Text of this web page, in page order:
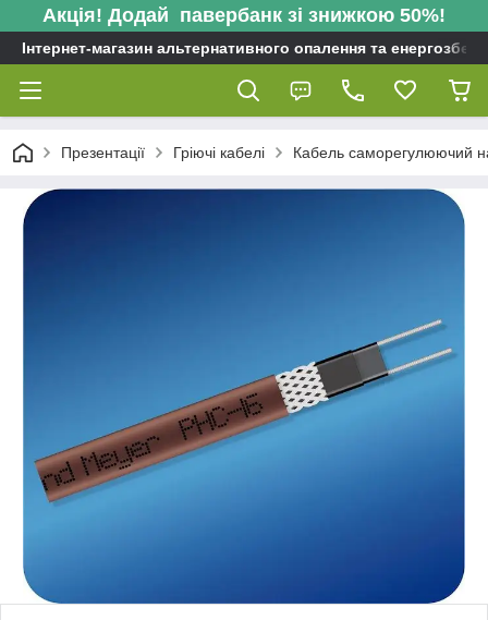
Акція! Додай павербанк зі знижкою 50%!
Інтернет-магазин альтернативного опалення та
Презентації Гріючі кабелі Кабель саморегулюючий